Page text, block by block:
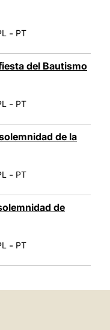
- PT
del Bautismo
- PT
de la
- PT
de
- PT